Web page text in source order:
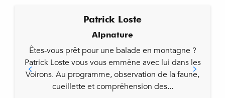
Patrick Loste
Alpnature
Êtes-vous prêt pour une balade en montagne ?
Patrick Loste vous vous emmène avec lui dans les
Voirons. Au programme, observation de la faune,
cueillette et compréhension des...